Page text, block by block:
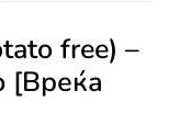
free) –
[Вреќа